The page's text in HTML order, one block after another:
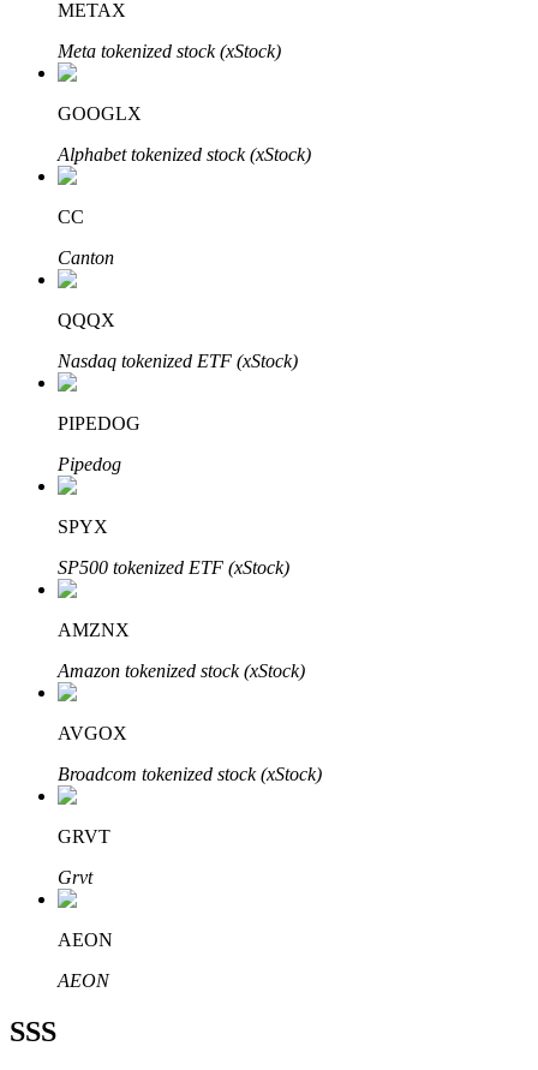
Otomatik Yatırım
Uzun vadeli kâr ve esnek çıkarlar elde edin
Stake Etmeyi Öğrenin
Pasif gelir kazanma hakkında bilgi edinin
Bitrue
Bitrue Ortakları
METAX
Meta tokenized stock (xStock)
GOOGLX
Alphabet tokenized stock (xStock)
CC
Canton
QQQX
Nasdaq tokenized ETF (xStock)
PIPEDOG
Pipedog
SPYX
SP500 tokenized ETF (xStock)
AMZNX
Amazon tokenized stock (xStock)
AVGOX
Broadcom tokenized stock (xStock)
GRVT
Grvt
AEON
AEON
SSS